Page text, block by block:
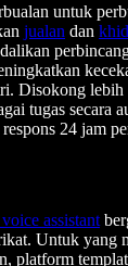
untuk
jualan dan
Disokong lebih
tugas secara
24 jam
assistant
Untuk yang
platform